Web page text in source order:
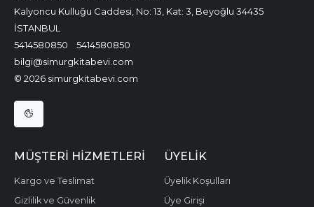
Kalyoncu Kulluğu Caddesi, No: 13, Kat: 3, Beyoğlu 34435
İSTANBUL
5414580850
5414580850
bilgi@simurgkitabevi.com
© 2026 simurgkitabevi.com
MÜŞTERI HIZMETLERI
Kargo ve Teslimat
Gizlilik ve Güvenlik
ÜYELIK
Üyelik Koşulları
Üye Girişi